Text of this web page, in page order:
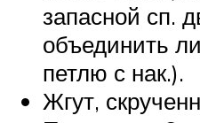
запасной сп.
объединить
петлю с нак.).
Жгут,